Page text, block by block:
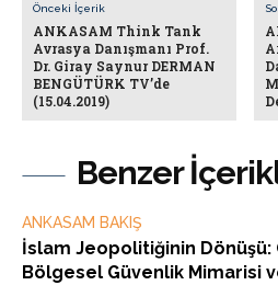
Benzer
ANKASAM BAKIŞ
İslam Jeopolitiğinin Dönüşü:
Bölgesel Güvenlik Mimarisi
Önceki İçerik
ANKASAM Think Tank
Avrasya Danışmanı Prof.
Dr. Giray Saynur DERMAN
BENGÜTÜRK TV’de
(15.04.2019)